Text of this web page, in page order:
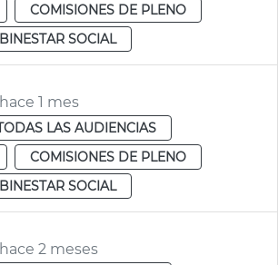
COMISIONES DE PLENO
SOCIAL
1 mes
LAS AUDIENCIAS
COMISIONES DE PLENO
SOCIAL
2 meses